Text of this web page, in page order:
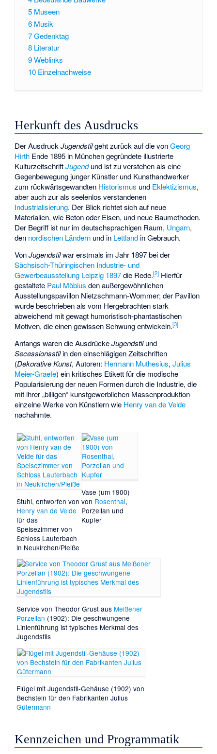
5 Museen
6 Musik
7Gedenktag
8 Literatur
9Weblinks
10 Einzelnachweise
Herkunft des Ausdrucks
Der AusdruckJugendstilgeht zurück auf die vonGeorg
Hirth Ende 1895 in München gegründete illustrierte
KulturzeitschriftJugendund ist zu verstehen als eine
Gegenbewegung junger Künstler und Kunsthandwerker
zum rückwärtsgewandten Historismus und Eklektizismus,
aber auch zur als seelenlos verstandenen
Industrialisierung. Der Blick richtet sich auf neue
Materialien, wie Beton oder Eisen, und neue Baumethoden.
Der Begriff ist nur im deutschsprachigen Raum, Ungarn,
den nordischen Ländern und in Lettland in Gebrauch.
VonJugendstilwar erstmals im Jahr 1897 bei der
Sächsisch-Thüringischen Industrie- und
Gewerbeausstellung Leipzig 1897die Rede.[2] Hierfür
gestaltete Paul Möbius den außergewöhnlichen
Ausstellungspavillon Nietzschmann-Wommer; der Pavillon
wurde beschrieben als vom Hergebrachten stark
abweichend mit gewagt humoristisch-phantastischen
Motiven, die einen gewissen Schwung entwickeln.[3]
Anfangs waren die AusdrückeJugendstilund
Secessionsstilin den einschlägigen Zeitschriften
(Dekorative Kunst, Autoren: Hermann Muthesius,Julius
Meier-Graefe) ein kritisches Etikett für die modische
Popularisierung der neuen Formen durch die Industrie, die
mit ihrer „billigen“ kunstgewerblichen Massenproduktion
einzelne Werke von Künstlern wie Henry van de Velde
nachahmte.
Stuhl, entworfen von
Henry van de Velde
für das
Speisezimmer von
Schloss Lauterbach
in Neukirchen/Pleiße
Vase (um 1900)
von Rosenthal,
Porzellan und
Kupfer
Service vonTheodor Grust aus Meißener
Porzellan (1902): Die geschwungene
Linienführung ist typisches Merkmal des
Jugendstils
Flügel mit Jugendstil-Gehäuse (1902) von
Bechstein für den Fabrikanten Julius
Gütermann
Kennzeichen und Programmatik